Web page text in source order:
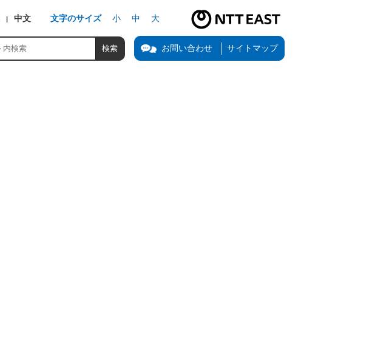
中文 文字のサイズ 小 中 大
NTT東日本公式サイト（新しいタブで開きます）
お問い合わせ サイトマップ